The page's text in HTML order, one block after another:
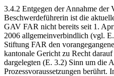
3.4.2 Entgegen der Annahme der
Beschwerdeführerin ist die
GAV FAR nicht bereits seit 1.
2006 allgemeinverbindlich (vgl.
Stiftung FAR den
kantonale Gericht zu Recht
dargelegten (E. 3.2) Sinn um die
Prozessvoraussetzungen